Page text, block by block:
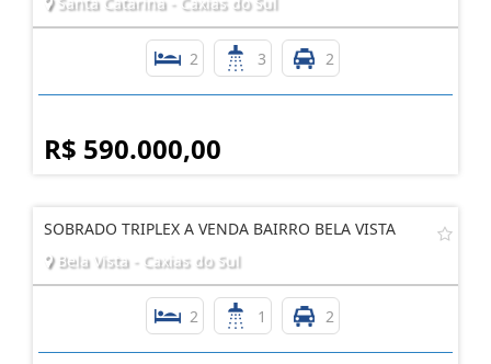
TRIPLEX COM DOIS QUARTOS, NO SANTA CATARINA
2
R$ 590.000,00
SOBRADO TRIPLEX A VENDA BAIRRO BELA VISTA